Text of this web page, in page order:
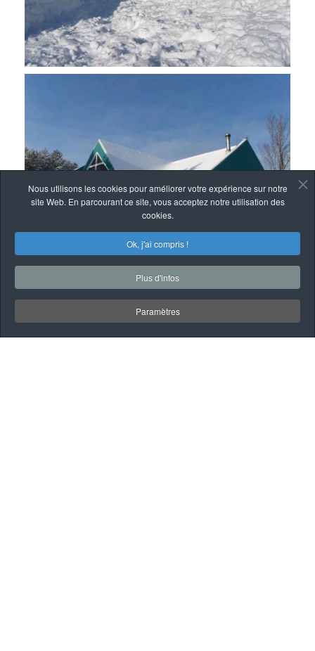
Nous utilisons les cookies pour améliorer votre expérience sur notre
site Web. En parcourant ce site, vous acceptez notre utilisation des
cookies.
Ok, j'ai compris !
Plus d'infos
Paramètres